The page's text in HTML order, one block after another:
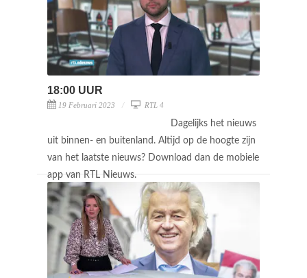
18:00 UUR
19 Februari 2023 RTL 4
Dagelijks het nieuws
uit binnen- en buitenland. Altijd op de hoogte zijn
van het laatste nieuws? Download dan de mobiele
app van RTL Nieuws.